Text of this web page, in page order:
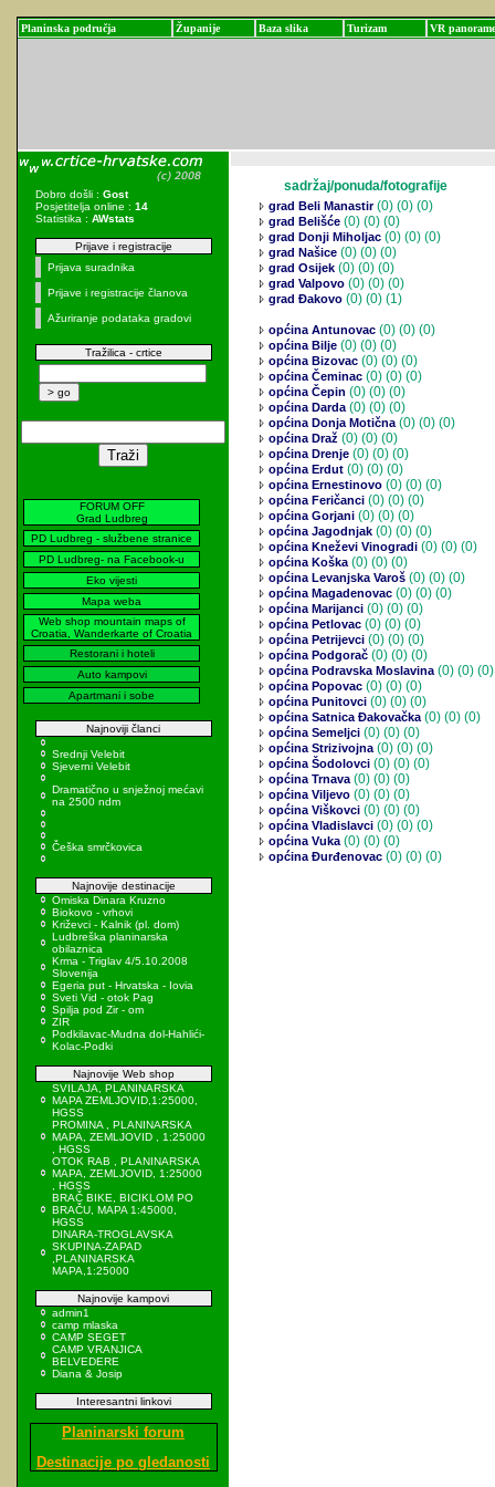
Planinska područja Županije Baza slika Turizam VR panorame
Dobro došli : Gost
Posjetitelja online : 14
Statistika : AWstats
Prijave i registracije
Prijava suradnika
Prijave i registracije članova
Ažuriranje podataka gradovi
Tražilica - crtice
FORUM OFF
Grad Ludbreg
PD Ludbreg - službene stranice
PD Ludbreg- na Facebook-u
Eko vijesti
Mapa weba
Web shop mountain maps of
Croatia, Wanderkarte of Croatia
Restorani i hoteli
Auto kampovi
Apartmani i sobe
Najnoviji članci
Srednji Velebit
Sjeverni Velebit
Dramatično u snježnoj mećavi
na 2500 ndm
Češka smrčkovica
Najnovije destinacije
Omiska Dinara Kruzno
Biokovo - vrhovi
Križevci - Kalnik (pl. dom)
Ludbreška planinarska
obilaznica
Krma - Triglav 4/5.10.2008
Slovenija
Egeria put - Hrvatska - Iovia
Sveti Vid - otok Pag
Spilja pod Zir - om
ZIR
Podkilavac-Mudna dol-Hahlići-
Kolac-Podki
Najnovije Web shop
SVILAJA, PLANINARSKA
MAPA ZEMLJOVID,1:25000,
HGSS
PROMINA , PLANINARSKA
MAPA, ZEMLJOVID , 1:25000
, HGSS
OTOK RAB , PLANINARSKA
MAPA, ZEMLJOVID, 1:25000
, HGSS
BRAČ BIKE, BICIKLOM PO
BRAČU, MAPA 1:45000,
HGSS
DINARA-TROGLAVSKA
SKUPINA-ZAPAD
,PLANINARSKA
MAPA,1:25000
Najnovije kampovi
admin1
camp mlaska
CAMP SEGET
CAMP VRANJICA
BELVEDERE
Diana & Josip
Interesantni linkovi
Planinarski forum
Destinacije po gledanosti
sadržaj/ponuda/fotografije
grad Beli Manastir(0) (0) (0)
grad Belišće (0) (0) (0)
grad Donji Miholjac (0) (0) (0)
grad Našice (0) (0) (0)
grad Osijek (0) (0) (0)
grad Valpovo (0) (0) (0)
grad Đakovo (0) (0) (1)
općina Antunovac (0) (0) (0)
općina Bilje (0) (0) (0)
općina Bizovac (0) (0) (0)
općina Čeminac (0) (0) (0)
općina Čepin (0) (0) (0)
općina Darda(0) (0) (0)
općina Donja Motična(0) (0) (0)
općina Draž (0) (0) (0)
općina Drenje (0) (0) (0)
općina Erdut (0) (0) (0)
općina Ernestinovo (0) (0) (0)
općina Feričanci (0) (0) (0)
općina Gorjani (0) (0) (0)
općina Jagodnjak (0) (0) (0)
općina Kneževi Vinogradi (0) (0) (0)
općina Koška(0) (0) (0)
općina Levanjska Varoš (0) (0) (0)
općina Magadenovac (0) (0) (0)
općina Marijanci (0) (0) (0)
općina Petlovac (0) (0) (0)
općina Petrijevci (0) (0) (0)
općina Podgorač (0) (0) (0)
općina Podravska Moslavina(0) (0) (0)
općina Popovac (0) (0) (0)
općina Punitovci (0) (0) (0)
općina Satnica Đakovačka(0) (0) (0)
općina Semeljci (0) (0) (0)
općina Strizivojna(0) (0) (0)
općina Šodolovci (0) (0) (0)
općina Trnava(0) (0) (0)
općina Viljevo (0) (0) (0)
općina Viškovci (0) (0) (0)
općina Vladislavci (0) (0) (0)
općina Vuka(0) (0) (0)
općina Đurđenovac (0) (0) (0)